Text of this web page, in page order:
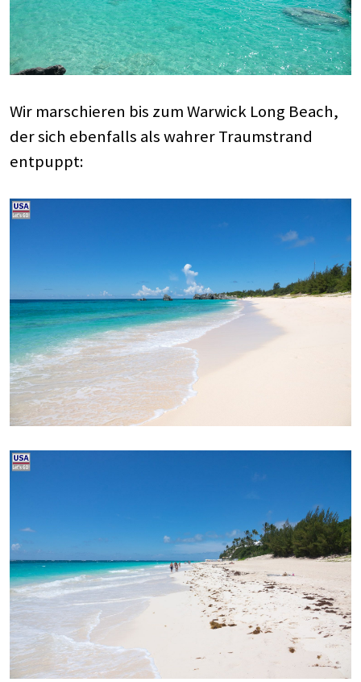
Wir marschieren bis zum Warwick Long Beach,
der sich ebenfalls als wahrer Traumstrand
entpuppt: